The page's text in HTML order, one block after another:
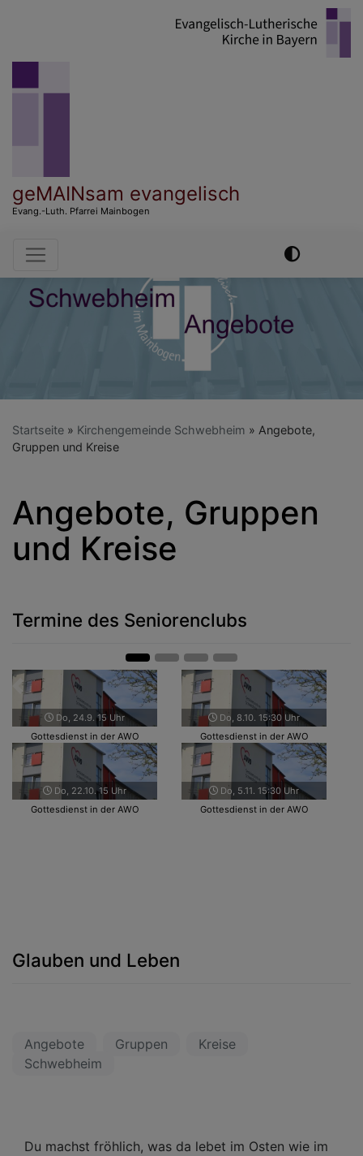
geMAINsam evangelisch
Evang.-Luth. Pfarrei Mainbogen
Hauptnavigation
Startseite Kirchengemeinde Schwebheim
Angebote,
Gruppen und Kreise
Angebote, Gruppen
und Kreise
Termine des Seniorenclubs
Do, 19.11. 15 Uhr
Gottesdienst in der AWO
Do, 3.12. 15:30 Uhr
Gottesdienst in der AWO
Do, 17.12. 15 Uhr
Gottesdienst in der AWO
Do, 31.12. 15:30 Uhr
Gottesdienst in der AWO
Zurück
Glauben und Leben
Angebote Gruppen
Kreise
Schwebheim
Du machst fröhlich, was da lebet im Osten wie im